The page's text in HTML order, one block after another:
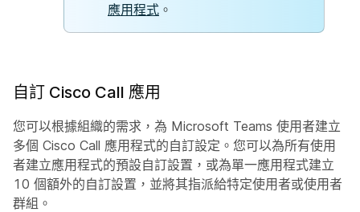
應用程式 。
自訂 Cisco Call 應用
您可以根據組織的需求，為 Microsoft Teams 使用者建立
多個 Cisco Call 應用程式的自訂設定。您可以為所有使用
者建立應用程式的預設自訂設置，或為單一應用程式建立
10 個額外的自訂設置，並將其指派給特定使用者或使用者
群組。